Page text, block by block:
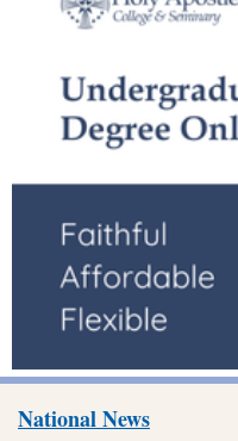
National News